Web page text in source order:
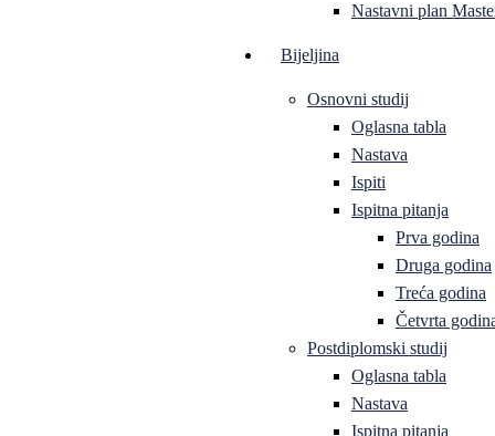
Nastavni plan
Bijeljina
Osnovni studij
Oglasna tabla
Nastava
Ispiti
Ispitna pitanja
Prva godina
Druga godina
Treća godina
Četvrta
Postdiplomski studij
Oglasna tabla
Nastava
Ispitna pitanja